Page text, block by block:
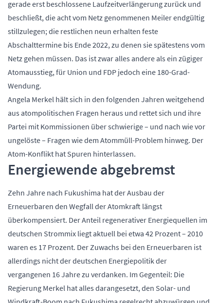
gerade erst beschlossene Laufzeitverlängerung zurück und
beschließt, die acht vom Netz genommenen Meiler endgültig
stillzulegen; die restlichen neun erhalten feste
Abschalttermine bis Ende 2022, zu denen sie spätestens vom
Netz gehen müssen. Das ist zwar alles andere als ein zügiger
Atomausstieg, für Union und FDP jedoch eine 180-Grad-
Wendung.
Angela Merkel hält sich in den folgenden Jahren weitgehend
aus atompolitischen Fragen heraus und rettet sich und ihre
Partei mit Kommissionen über schwierige – und nach wie vor
ungelöste – Fragen wie dem Atommüll-Problem hinweg. Der
Atom-Konflikt hat Spuren hinterlassen.
Energiewende abgebremst
Zehn Jahre nach Fukushima hat der Ausbau der
Erneuerbaren den Wegfall der Atomkraft längst
überkompensiert. Der Anteil regenerativer Energiequellen im
deutschen Strommix liegt aktuell bei etwa 42 Prozent – 2010
waren es 17 Prozent. Der Zuwachs bei den Erneuerbaren ist
allerdings nicht der deutschen Energiepolitik der
vergangenen 16 Jahre zu verdanken. Im Gegenteil: Die
Regierung Merkel hat alles darangesetzt, den Solar- und